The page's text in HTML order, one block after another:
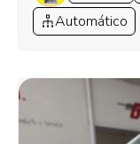
Automático